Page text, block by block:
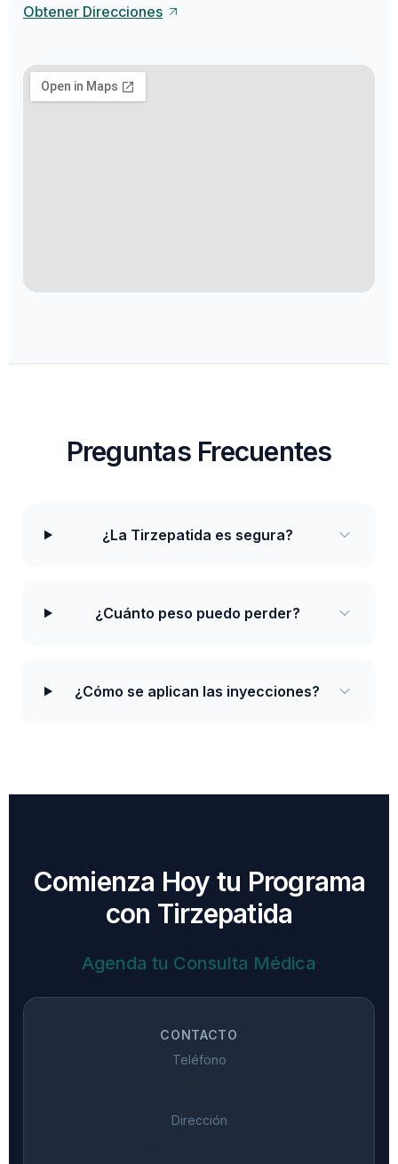
Obtener Direcciones
Preguntas Frecuentes
¿La Tirzepatida es segura?
¿Cuánto peso puedo perder?
¿Cómo se aplican las inyecciones?
Comienza Hoy tu Programa
con Tirzepatida
Agenda tu Consulta Médica
CONTACTO
Teléfono
Dirección